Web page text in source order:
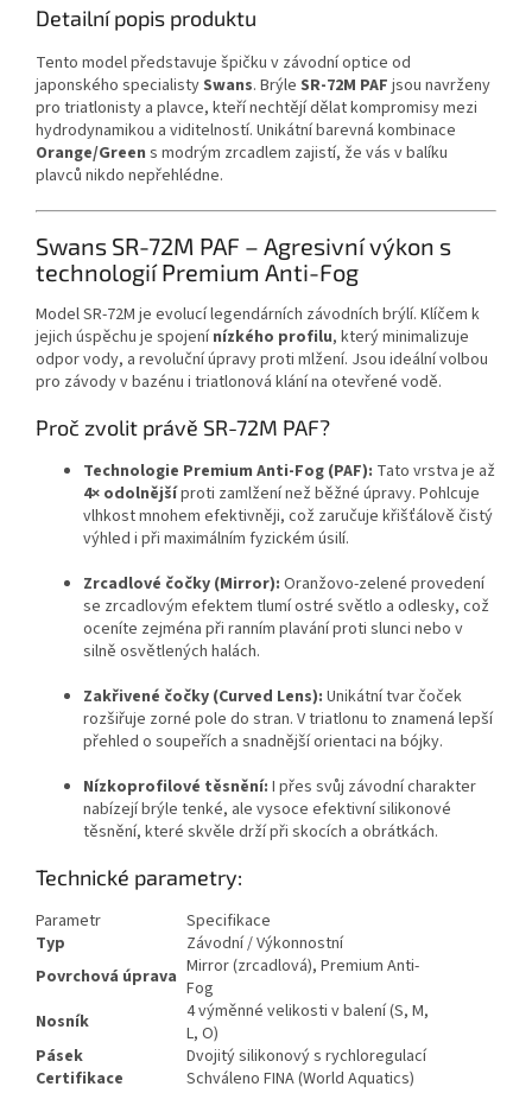
Detailní popis produktu
Tento model představuje špičku v závodní optice od
japonského specialistySwans. Brýle SR-72M PAF jsou navrženy
pro triatlonisty a plavce, kteří nechtějí dělat kompromisy mezi
hydrodynamikou a viditelností. Unikátní barevná kombinace
Orange/Green s modrým zrcadlem zajistí, že vás v balíku
plavců nikdo nepřehlédne.
Swans SR-72M PAF – Agresivní výkon s
technologií Premium Anti-Fog
Model SR-72M je evolucí legendárních závodních brýlí. Klíčem k
jejich úspěchu je spojenínízkého profilu, který minimalizuje
odpor vody, a revoluční úpravy proti mlžení. Jsou ideální volbou
pro závody v bazénu i triatlonová klání na otevřené vodě.
Proč zvolit právě SR-72M PAF?
Technologie Premium Anti-Fog (PAF): Tato vrstva je až
4× odolnějšíproti zamlžení než běžné úpravy. Pohlcuje
vlhkost mnohem efektivněji, což zaručuje křišťálově čistý
výhled i při maximálním fyzickém úsilí.
Zrcadlové čočky (Mirror): Oranžovo-zelené provedení
se zrcadlovým efektem tlumí ostré světlo a odlesky, což
oceníte zejména při ranním plavání proti slunci nebo v
silně osvětlených halách.
Zakřivené čočky (Curved Lens): Unikátní tvar čoček
rozšiřuje zorné pole do stran. V triatlonu to znamená lepší
přehled o soupeřích a snadnější orientaci na bójky.
Nízkoprofilové těsnění: I přes svůj závodní charakter
nabízejí brýle tenké, ale vysoce efektivní silikonové
těsnění, které skvěle drží při skocích a obrátkách.
Technické parametry:
Parametr
Specifikace
Typ
Závodní / Výkonnostní
Povrchová úprava Mirror (zrcadlová), Premium Anti-
Fog
Nosník
4 výměnné velikosti v balení (S, M,
L, O)
Pásek
Dvojitý silikonový s rychloregulací
Certifikace
Schváleno FINA (World Aquatics)
Powered by chaterimo